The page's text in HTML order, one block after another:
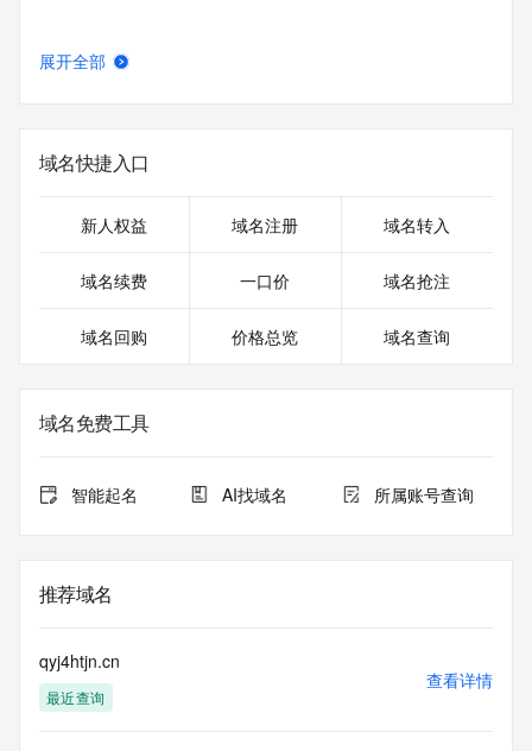
展开全部
域名快捷入口
新人权益 域名注册 域名转入
域名续费 一口价 域名抢注
域名回购 价格总览 域名查询
域名免费工具
智能起名 AI找域名 所属账号查询
推荐域名
qyj4htjn.cn
最近查询
查看详情